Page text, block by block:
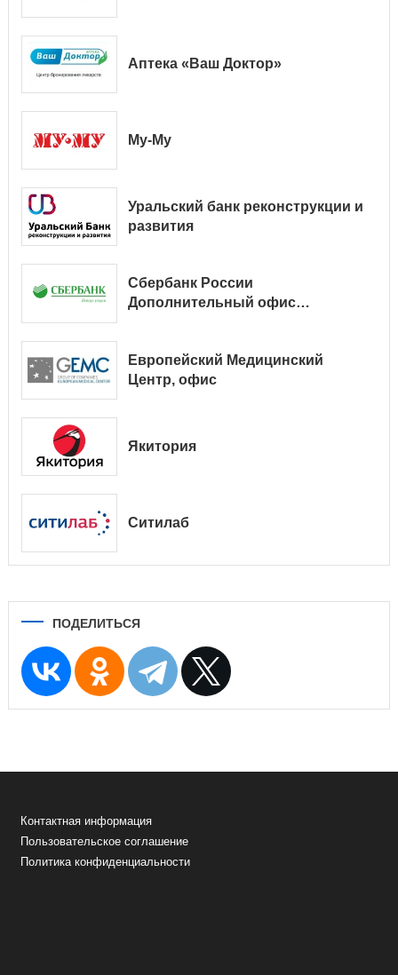
Аптека «Ваш Доктор»
Му-Му
Уральский банк реконструкции и
развития
Сбербанк России
Дополнительный офис
Европейский Медицинский
Центр, офис
Якитория
Ситилаб
ПОДЕЛИТЬСЯ
Контактная информация
Пользовательское соглашение
Политика конфиденциальности